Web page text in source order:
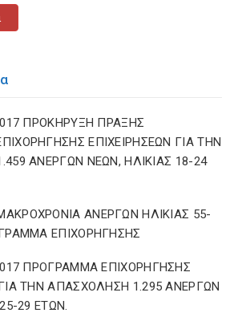
ΠΡΟΚΗΡΥΞΗ ΠΡΑΞΗΣ
ΕΠΙΧΕΙΡΗΣΕΩΝ ΓΙΑ ΤΗΝ
ΑΝΕΡΓΩΝ ΝΕΩΝ, ΗΛΙΚΙΑΣ 18-24
ΑΝΕΡΓΩΝ ΗΛΙΚΙΑΣ 55-
ΕΠΙΧΟΡΗΓΗΣΗΣ
ΠΡΟΓΡΑΜΜΑ ΕΠΙΧΟΡΗΓΗΣΗΣ
ΤΗΝ ΑΠΑΣΧΟΛΗΣΗ 1.295 ΑΝΕΡΓΩΝ
29 ΕΤΩΝ.